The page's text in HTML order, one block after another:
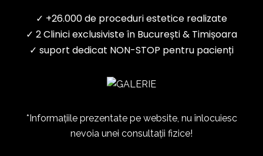
✓ +26.000 de proceduri estetice realizate
✓ 2 Clinici exclusiviste în București & Timișoara
✓ suport dedicat NON-STOP pentru pacienți
*Informațiile prezentate pe website, nu înlocuiesc
nevoia unei consultații fizice!